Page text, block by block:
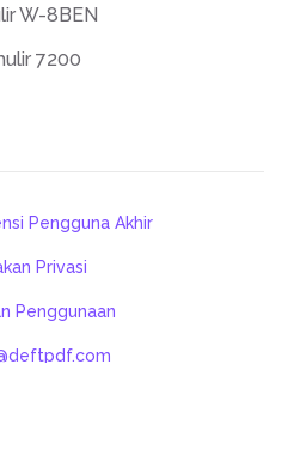
W-8BEN
7200
Pengguna Akhir
Privasi
Penggunaan